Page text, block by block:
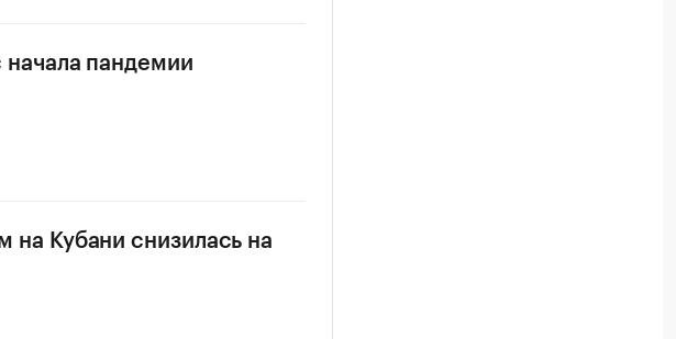
начала пандемии
на Кубани снизилась на